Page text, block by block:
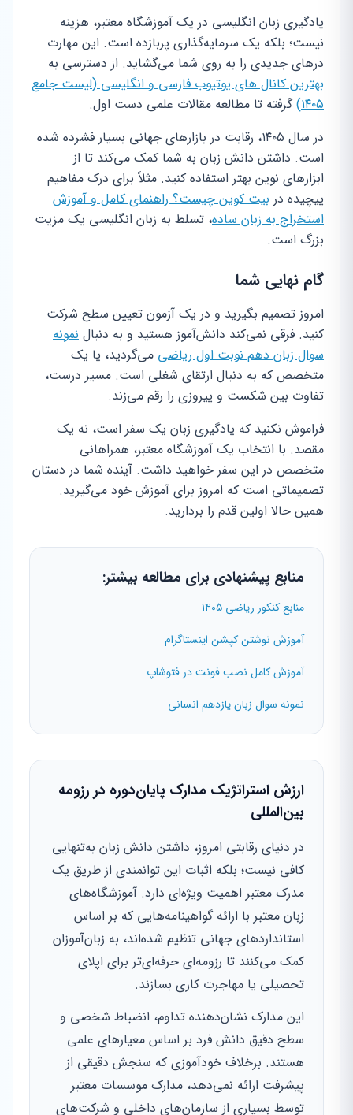
یادگیری زبان انگلیسی در یک آموزشگاه معتبر، هزینه
نیست؛ بلکه یک سرمایه‌گذاری پربازده است. این مهارت
درهای جدیدی را به روی شما می‌گشاید. از دسترسی به
بهترین کانال های یوتیوب فارسی و انگلیسی (لیست جامع
۱۴۰۵) گرفته تا مطالعه مقالات علمی دست اول.
در سال ۱۴۰۵، رقابت در بازارهای جهانی بسیار فشرده شده
است. داشتن دانش زبان به شما کمک می‌کند تا از
ابزارهای نوین بهتر استفاده کنید. مثلاً برای درک مفاهیم
پیچیده در بیت کوین چیست؟ راهنمای کامل و آموزش
استخراج به زبان ساده، تسلط به زبان انگلیسی یک مزیت
بزرگ است.
گام نهایی شما
امروز تصمیم بگیرید و در یک آزمون تعیین سطح شرکت
کنید. فرقی نمی‌کند دانش‌آموز هستید و به دنبال نمونه
سوال زبان دهم نوبت اول ریاضی می‌گردید، یا یک
متخصص که به دنبال ارتقای شغلی است. مسیر درست،
تفاوت بین شکست و پیروزی را رقم می‌زند.
فراموش نکنید که یادگیری زبان یک سفر است، نه یک
مقصد. با انتخاب یک آموزشگاه معتبر، همراهانی
متخصص در این سفر خواهید داشت. آینده شما در دستان
تصمیماتی است که امروز برای آموزش خود می‌گیرید.
همین حالا اولین قدم را بردارید.
منابع پیشنهادی برای مطالعه بیشتر:
منابع کنکور ریاضی ۱۴۰۵
آموزش نوشتن کپشن اینستاگرام
آموزش کامل نصب فونت در فتوشاپ
نمونه سوال زبان یازدهم انسانی
ارزش استراتژیک مدارک پایان‌دوره در رزومه
بین‌المللی
در دنیای رقابتی امروز، داشتن دانش زبان به‌تنهایی
کافی نیست؛ بلکه اثبات این توانمندی از طریق یک
مدرک معتبر اهمیت ویژه‌ای دارد. آموزشگاه‌های
زبان معتبر با ارائه گواهینامه‌هایی که بر اساس
استانداردهای جهانی تنظیم شده‌اند، به زبان‌آموزان
کمک می‌کنند تا رزومه‌ای حرفه‌ای‌تر برای اپلای
تحصیلی یا مهاجرت کاری بسازند.
این مدارک نشان‌دهنده تداوم، انضباط شخصی و
سطح دقیق دانش فرد بر اساس معیارهای علمی
هستند. برخلاف خودآموزی که سنجش دقیقی از
پیشرفت ارائه نمی‌دهد، مدارک موسسات معتبر
توسط بسیاری از سازمان‌های داخلی و شرکت‌های